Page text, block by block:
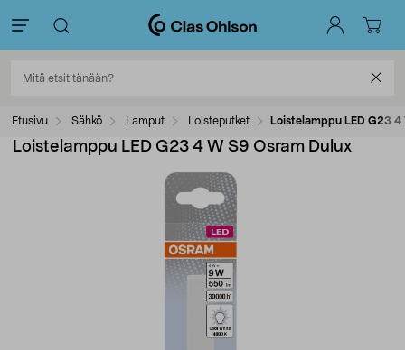
Etusivu Sähkö Lamput Loisteputket Loistelamppu LED G23 4
Loistelamppu LED G23 4 W S9 Osram Dulux